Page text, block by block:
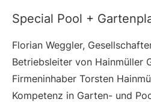
Special Pool +
Florian Weggler,
Betriebsleiter von Hainmüller
Firmeninhaber Torsten
Kompetenz in Garten- und